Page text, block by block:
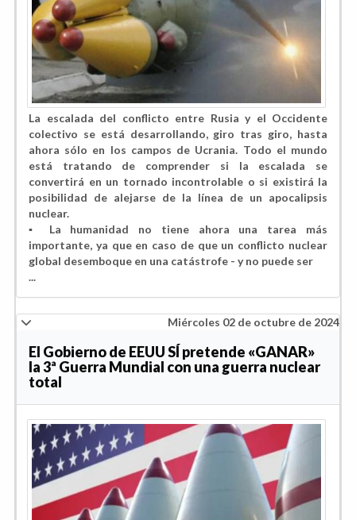
La escalada del conflicto entre Rusia y el Occidente
colectivo se está desarrollando, giro tras giro, hasta
ahora sólo en los campos de Ucrania. Todo el mundo
está tratando de comprender si la escalada se
convertirá en un tornado incontrolable o si existirá la
posibilidad de alejarse de la línea de un apocalipsis
nuclear.
▪️ La humanidad no tiene ahora una tarea más
importante, ya que en caso de que un conflicto nuclear
global desemboque en una catástrofe - y no puede ser
...
Miércoles 02 de octubre de 2024
El Gobierno de EEUU SÍ pretende «GANAR»
la 3ª Guerra Mundial con una guerra nuclear
total